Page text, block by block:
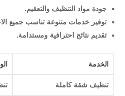
جودة مواد التنظيف والتعقيم.
توفير خدمات متنوعة تناسب جميع
تقديم نتائج احترافية ومستدامة.
الخدمة
تنظيف شقة كاملة